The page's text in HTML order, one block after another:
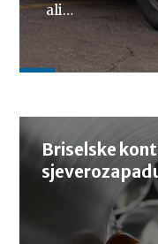
ali…
Briselske